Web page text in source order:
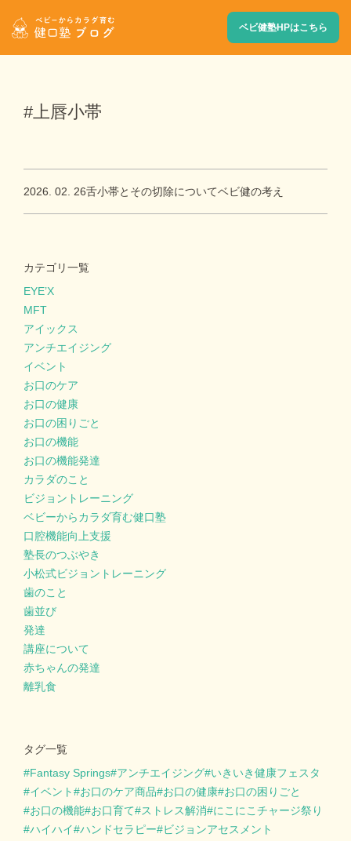
ベビ健塾HPはこちら
#上唇小帯
2026. 02. 26舌小帯とその切除についてベビ健の考え
カテゴリ一覧
EYE’X
MFT
アイックス
アンチエイジング
イベント
お口のケア
お口の健康
お口の困りごと
お口の機能
お口の機能発達
カラダのこと
ビジョントレーニング
ベビーからカラダ育む健口塾
口腔機能向上支援
塾長のつぶやき
小松式ビジョントレーニング
歯のこと
歯並び
発達
講座について
赤ちゃんの発達
離乳食
タグ一覧
Fantasy Springs アンチエイジング いきいき健康フェスタ
イベント
お口のケア商品 お口の健康 お口の困りごと
お口の機能 お口育て ストレス解消
にこにこチャージ祭り
ハイハイ
ハンドセラピー
ビジョンアセスメント